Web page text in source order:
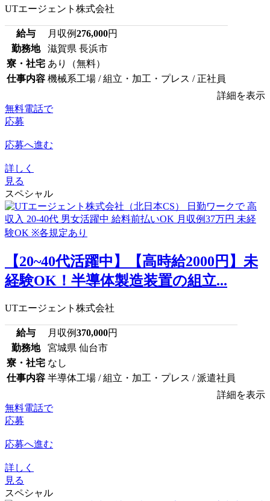
UTエージェント株式会社
給与 月収例276,000円
勤務地
滋賀県 長浜市
寮・社宅 あり（無料）
仕事内容 機械系工場 / 組立・加工・プレス / 正社員
詳細を表示
無料電話で
応募
応募へ進む
詳しく
見る
スペシャル
【20~40代活躍中】【高時給2000円】未
経験OK！半導体製造装置の組立...
UTエージェント株式会社
給与 月収例370,000円
勤務地
宮城県 仙台市
寮・社宅 なし
仕事内容 半導体工場 / 組立・加工・プレス / 派遣社員
詳細を表示
無料電話で
応募
応募へ進む
詳しく
見る
スペシャル